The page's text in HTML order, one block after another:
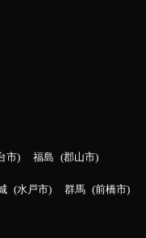
市 福島 郡山市
水戸市 群馬 前橋市